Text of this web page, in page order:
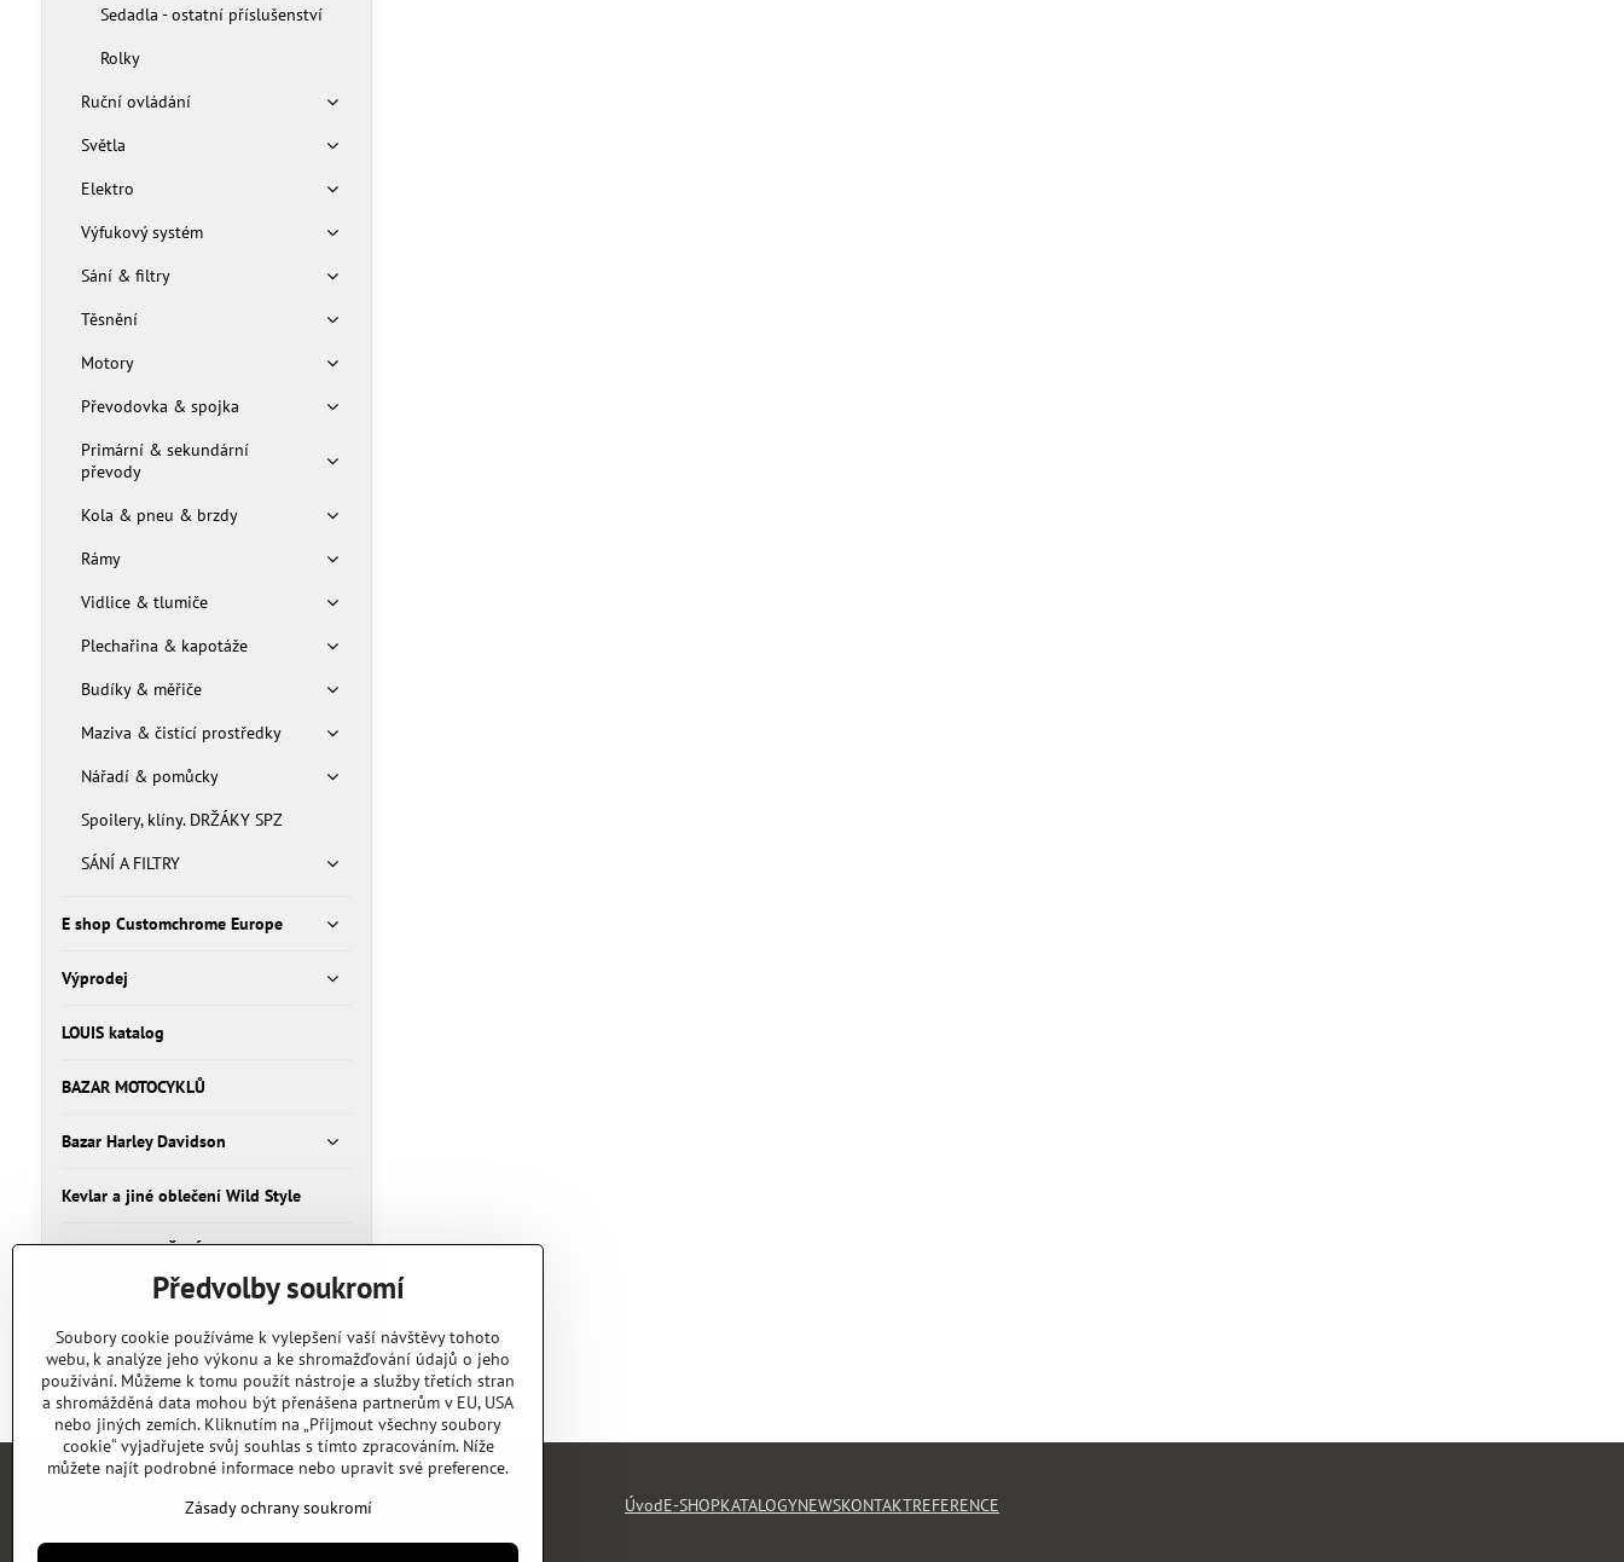
Sedadla - ostatní příslušenství
Rolky
Ruční ovládání
Světla
Elektro
Výfukový systém
Sání & filtry
Těsnění
Motory
Převodovka & spojka
Primární & sekundární
převody
Kola & pneu & brzdy
Rámy
Vidlice & tlumiče
Plechařina & kapotáže
Budíky & měřiče
Maziva & čistící prostředky
Nářadí & pomůcky
Spoilery, klíny. DRŽÁKY SPZ
SÁNÍ A FILTRY
E shop Customchrome Europe
Výprodej
LOUIS katalog
BAZAR MOTOCYKLŮ
Bazar Harley Davidson
Kevlar a jiné oblečení Wild Style
HELMY A OBLEČENÍ
Bazar Oblečení
Bazar Humvee, Humer, H1
ÚvodE-SHOPKATALOGYNEWSKONTAKTREFERENCE
Předvolby soukromí
Soubory cookie používáme k vylepšení vaší návštěvy tohoto
webu, k analýze jeho výkonu a ke shromažďování údajů o jeho
používání. Můžeme k tomu použít nástroje a služby třetích stran
a shromážděná data mohou být přenášena partnerům v EU, USA
nebo jiných zemích. Kliknutím na „Přijmout všechny soubory
cookie“ vyjadřujete svůj souhlas s tímto zpracováním. Níže
můžete najít podrobné informace nebo upravit své preference.
Zásady ochrany soukromí